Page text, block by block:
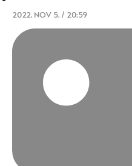
2022. NOV 5. / 20:59